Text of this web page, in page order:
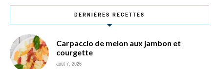
DERNIÈRES RECETTES
Carpaccio de melon aux jambon et
courgette
août 7, 2026